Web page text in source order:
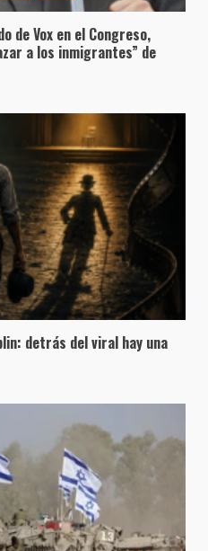
de Vox en el Congreso,
a los inmigrantes” de
detrás del viral hay una